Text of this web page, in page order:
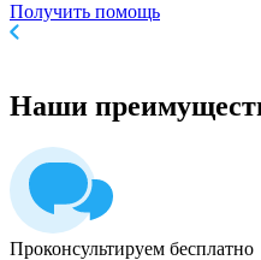
Получить помощь
Наши
Проконсультируем бесплатно